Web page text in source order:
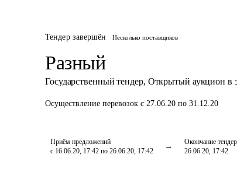
Тендер завершён Несколько поставщиков
Разный
Государственный тендер, Открытый аукцион в
Осуществление перевозок с 27.06.20 по 31.12.20
Приём предложений
с 16.06.20, 17:42 по 26.06.20, 17:42
Окончание
26.06.20, 17:42